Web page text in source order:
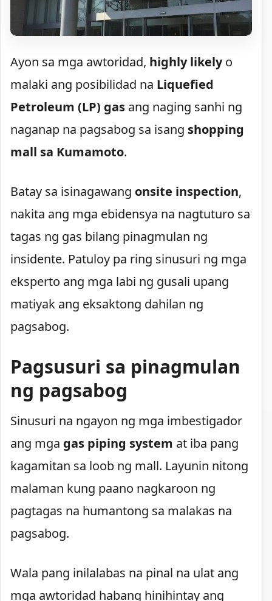
Ayon sa mga awtoridad, highly likelyo
malaki ang posibilidad na Liquefied
Petroleum (LP) gas ang naging sanhi ng
naganap na pagsabog sa isang shopping
mall sa Kumamoto.
Batay sa isinagawang onsite inspection,
nakita ang mga ebidensya na nagtuturo sa
tagas ng gas bilang pinagmulan ng
insidente. Patuloy pa ring sinusuri ng mga
eksperto ang mga labi ng gusali upang
matiyak ang eksaktong dahilan ng
pagsabog.
Pagsusuri sa pinagmulan
ng pagsabog
Sinusuri na ngayon ng mga imbestigador
ang mga gas piping system at iba pang
kagamitan sa loob ng mall. Layunin nitong
malaman kung paano nagkaroon ng
pagtagas na humantong sa malakas na
pagsabog.
Wala pang inilalabas na pinal na ulat ang
mga awtoridad habang hinihintay ang